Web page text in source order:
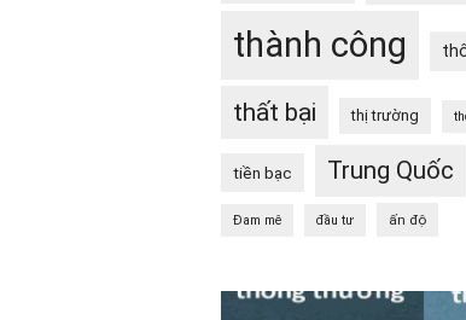
thành công
thất bại thị trường
tiền bạc Trung Quốc
Đam mê đầu tư ấn độ